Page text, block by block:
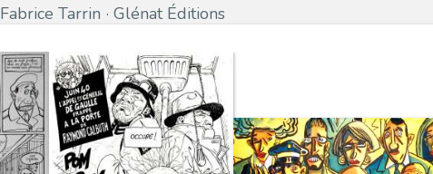
Fabrice Tarrin Glénat Éditions